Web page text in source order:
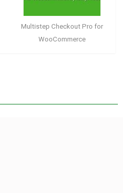
Multistep Checkout Pro for
WooCommerce